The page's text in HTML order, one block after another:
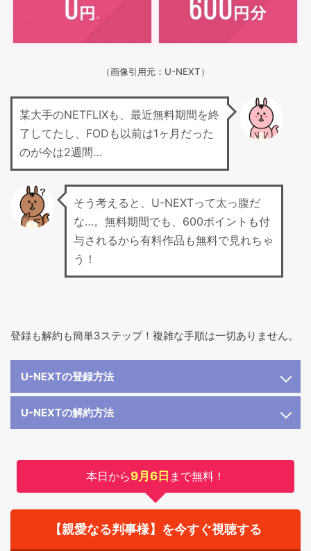
（画像引用元：U-NEXT）
某大手のNETFLIXも、最近無料期間を終
了してたし、FODも以前は1ヶ月だった
のが今は2週間…
そう考えると、U-NEXTって太っ腹だ
な…。無料期間でも、600ポイントも付
与されるから有料作品も無料で見れちゃ
う！
登録も解約も簡単3ステップ！複雑な手順は一切ありません。
U-NEXTの登録方法
U-NEXTの解約方法
本日から9月6日 まで無料！
【親愛なる判事様】を今すぐ視聴する